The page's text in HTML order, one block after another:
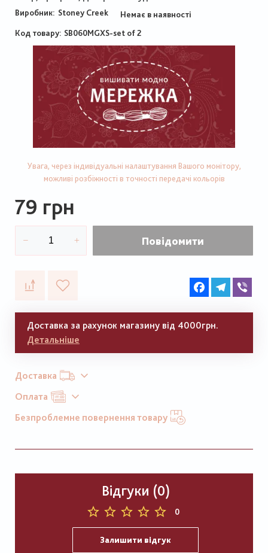
Виробник: Stoney Creek
Немає в наявності
Код товару SB060MGXS-set of 2
Увага, через індивідуальні налаштування Вашого монітору,
можливі розбіжності в точності передачі кольорів
79 грн
Повідомити
FacebookTelegram
Доставка за рахунок магазину від 4000грн.
Детальніше
Доставка
Оплата
Безпроблемне повернення товару
Відгуки (0)
0
Залишити відгук